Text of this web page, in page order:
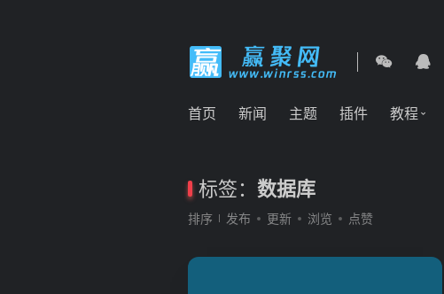
首页 新闻 主题 插件 教程
标签： 数据库
排序 发布 更新 浏览 点赞